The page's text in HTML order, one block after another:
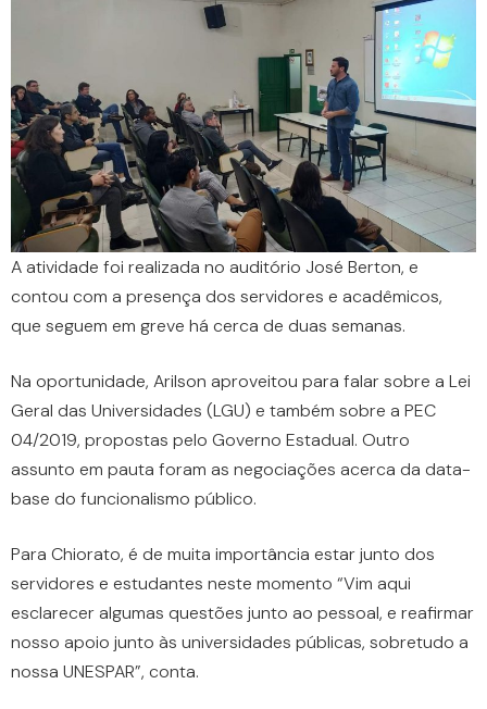
A atividade foi realizada no auditório José Berton, e
contou com a presença dos servidores e acadêmicos,
que seguem em greve há cerca de duas semanas.
Na oportunidade, Arilson aproveitou para falar sobre a Lei
Geral das Universidades (LGU) e também sobre a PEC
04/2019, propostas pelo Governo Estadual. Outro
assunto em pauta foram as negociações acerca da data-
base do funcionalismo público.
Para Chiorato, é de muita importância estar junto dos
servidores e estudantes neste momento “Vim aqui
esclarecer algumas questões junto ao pessoal, e reafirmar
nosso apoio junto às universidades públicas, sobretudo a
nossa UNESPAR”, conta.